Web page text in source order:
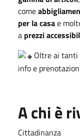
come
per la casae
a prezzi
Oltre ai
info e
A chi è
Cittadinanza